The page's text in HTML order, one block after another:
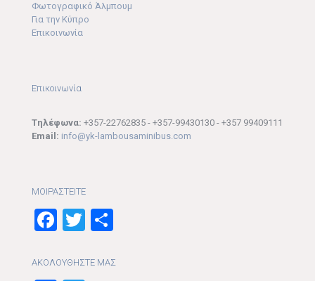
Φωτογραφικό Άλμπουμ
Για την Κύπρο
Επικοινωνία
Επικοινωνία
Tηλέφωνα: +357-22762835 - +357-99430130 - +357 99409111
Email: info@yk-lambousaminibus.com
ΜΟΙΡΑΣTEITE
Facebook
Twitter
ΑΚΟΛΟΥΘΗΣΤΕ ΜΑΣ